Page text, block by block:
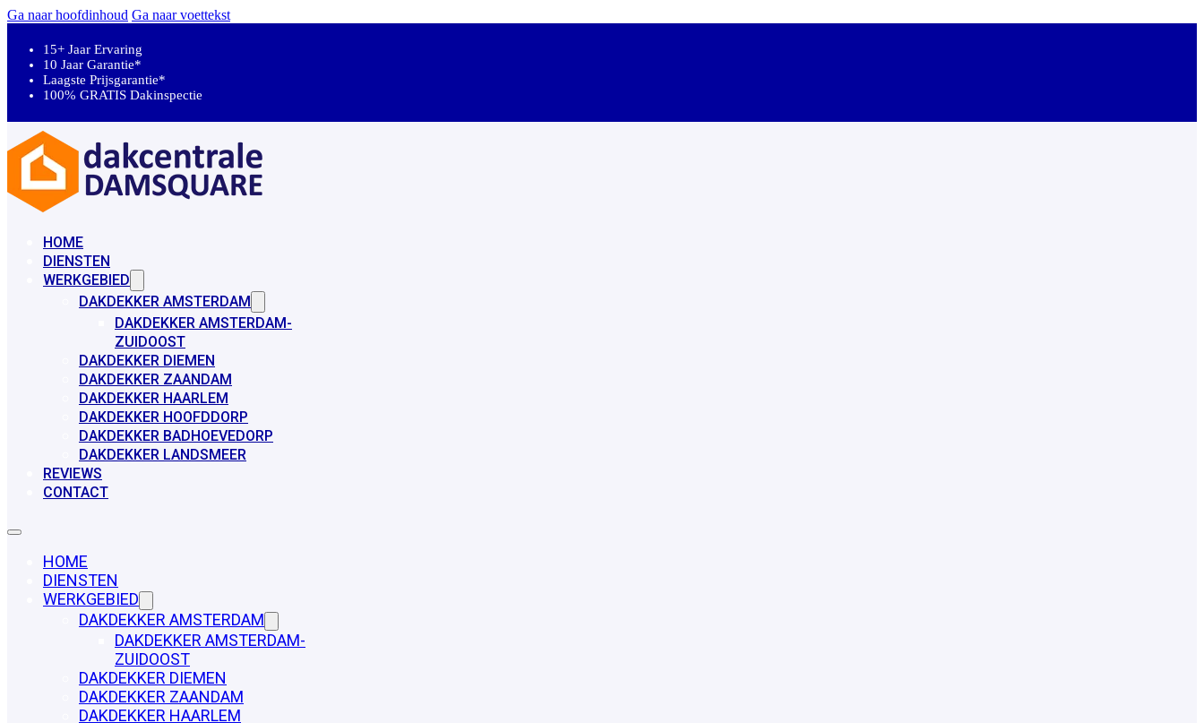
Ga naar hoofdinhoud Ga naar voettekst
15+ Jaar Ervaring
10 Jaar Garantie*
Laagste Prijsgarantie*
100% GRATIS Dakinspectie
HOME
DIENSTEN
WERKGEBIED
DAKDEKKER AMSTERDAM
DAKDEKKER AMSTERDAM-
ZUIDOOST
DAKDEKKER DIEMEN
DAKDEKKER ZAANDAM
DAKDEKKER HAARLEM
DAKDEKKER HOOFDDORP
DAKDEKKER BADHOEVEDORP
DAKDEKKER LANDSMEER
REVIEWS
CONTACT
HOME
DIENSTEN
WERKGEBIED
DAKDEKKER AMSTERDAM
DAKDEKKER AMSTERDAM-
ZUIDOOST
DAKDEKKER DIEMEN
DAKDEKKER ZAANDAM
DAKDEKKER HAARLEM